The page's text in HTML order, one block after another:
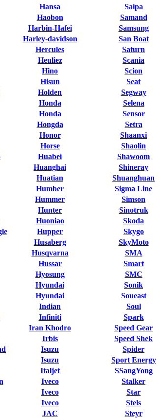
Hansa
Haobon
Harbin-Hafei
Harley-davidson
Hercules
Heuliez
Hino
Hisun
Holden
Honda
Honda
Hongda
Honor
Horse
Huabei
Huanghai
Huatian
Humber
Hummer
Hunter
Huoniao
Hupper
Husaberg
Husqvarna
Hussar
Hyosung
Hyundai
Hyundai
Indian
Infiniti
Iran Khodro
Irbis
Isuzu
Isuzu
Italjet
Iveco
Iveco
Iveco
JAC
Saipa
Samand
Samsung
San Boat
Saturn
Scania
Scion
Seat
Segway
Selena
Sensor
Setra
Shaanxi
Shaolin
Shawoom
Shineray
Shuanghuan
Sigma Line
Simson
Sinotruk
Skoda
Skygo
SkyMoto
SMA
Smart
SMC
Sonik
Soueast
Soul
Spark
Speed Gear
Speed Shek
Spider
Sport Energy
SSangYong
Stalker
Star
Stels
Steyr